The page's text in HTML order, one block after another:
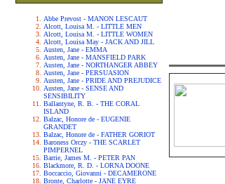
Abbe Prevost - MANON LESCAUT
Alcott, Louisa M. - LITTLE MEN
Alcott, Louisa M. - LITTLE WOMEN
Alcott, Louisa May - JACK AND JILL
Austen, Jane - EMMA
Austen, Jane - MANSFIELD PARK
Austen, Jane - NORTHANGER ABBEY
Austen, Jane - PERSUASION
Austen, Jane - PRIDE AND PREJUDICE
Austen, Jane - SENSE AND
SENSIBILITY
Ballantyne, R. B. - THE CORAL
ISLAND
Balzac, Honore de - EUGENIE
GRANDET
Balzac, Honore de - FATHER GORIOT
Baroness Orczy - THE SCARLET
PIMPERNEL
Barrie, James M. - PETER PAN
Blackmore, R. D. - LORNA DOONE
Boccaccio, Giovanni - DECAMERONE
Bronte, Charlotte - JANE EYRE